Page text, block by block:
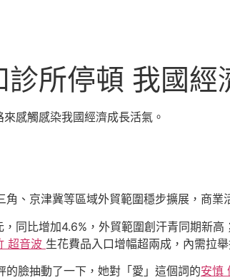
所停頓 我國經
感觸感染我國經濟成長活氣。
角、京津冀等區域外貿範圍穩步擴展，商業
同比增加4.6%，外貿範圍創汗青同期新
超音波 生花費品入口增幅超兩成，內需拉舉
的臉抽動了一下，她對「愛」這個詞的安慎